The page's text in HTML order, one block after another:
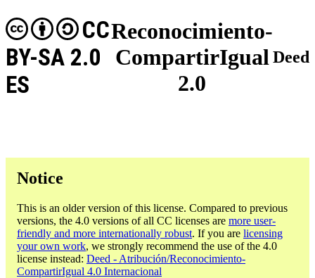
Reconocimiento-
CompartirIgual
2.0
CC
BY-SA 2.0
ES
Deed
Notice
This is an older version of this license. Compared to previous
versions, the 4.0 versions of all CC licenses are more user-
friendly and more internationally robust. If you are licensing
your own work, we strongly recommend the use of the 4.0
license instead: Deed - Atribución/Reconocimiento-
CompartirIgual 4.0 Internacional